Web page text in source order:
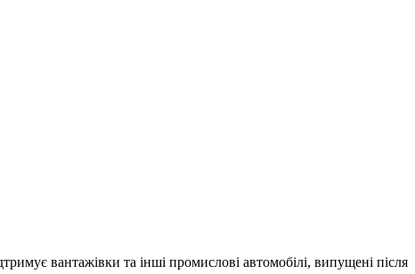
вантажівки та інші промислові автомобілі, випущені після